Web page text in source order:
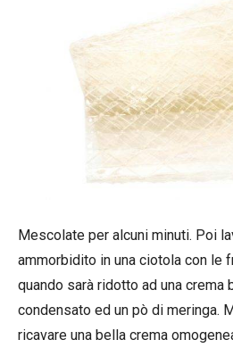
Mescolate per alcuni minuti. Poi
ammorbidito in una ciotola con le
quando sarà ridotto ad una crema
condensato ed un pò di meringa.
ricavare una bella crema